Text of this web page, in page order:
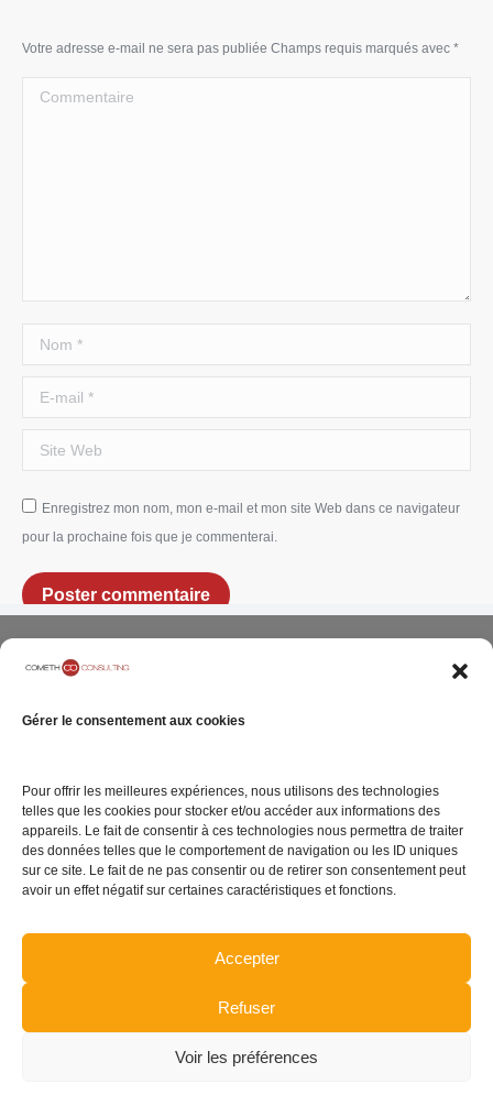
Gérer le consentement aux cookies
Pour offrir les meilleures expériences, nous utilisons des technologies
telles que les cookies pour stocker et/ou accéder aux informations des
appareils. Le fait de consentir à ces technologies nous permettra de traiter
des données telles que le comportement de navigation ou les ID uniques
sur ce site. Le fait de ne pas consentir ou de retirer son consentement peut
avoir un effet négatif sur certaines caractéristiques et fonctions.
Accepter
Refuser
Voir les préférences
Votre adresse e-mail ne sera pas publiée Champs requis marqués avec *
Commentaire
Nom *
E-mail *
Site Web
Enregistrez mon nom, mon e-mail et mon site Web dans ce navigateur
pour la prochaine fois que je commenterai.
Poster commentaire
05 rue Geoffroy
Marie
75009 Paris
Notre Cabinet
Carrières
Contact
Mentions légales
Politique de
confidentialité
Politique de gestion
TENEZ-VOUS INFORMÉ DE L'ACTUALITÉ